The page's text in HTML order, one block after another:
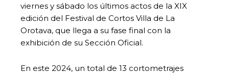
viernes y sábado los últimos actos de la XIX
edición del Festival de Cortos Villa de La
Orotava, que llega a su fase final con la
exhibición de su Sección Oficial.
En este 2024, un total de 13 cortometrajes